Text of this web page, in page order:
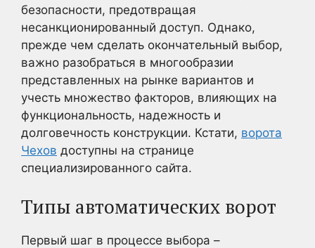
безопасности, предотвращая
несанкционированный доступ. Однако,
прежде чем сделать окончательный выбор,
важно разобраться в многообразии
представленных на рынке вариантов и
учесть множество факторов, влияющих на
функциональность, надежность и
долговечность конструкции. Кстати, ворота
Чехов доступны на странице
специализированного сайта.
Типы автоматических ворот
Первый шаг в процессе выбора –